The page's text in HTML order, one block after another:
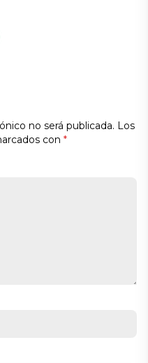
no será publicada. Los
con *